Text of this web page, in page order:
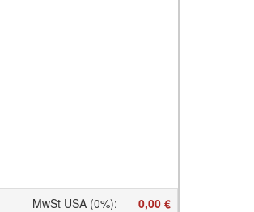
MwSt USA (0%):
0,00 €